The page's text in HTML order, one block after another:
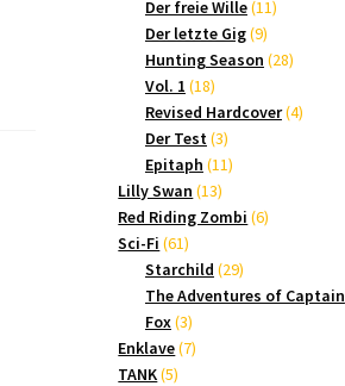
Produkte
Der freie Wille 1111
Der letzte Gig 99
Produkte
Hunting Season 2828
Vol. 1 1818
Produkte
Revised Hardcover 44
Der Test 33
Produkte
Epitaph 1111
Lilly Swan 1313
Produkte
Red Riding Zombi 66
Sci-Fi 6161
Produkte
Starchild 2929
Produkte
The Adventures of Captain
Fox 33
Produkte
Enklave 77
TANK 55